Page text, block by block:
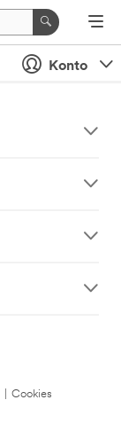
Konto
Cookies